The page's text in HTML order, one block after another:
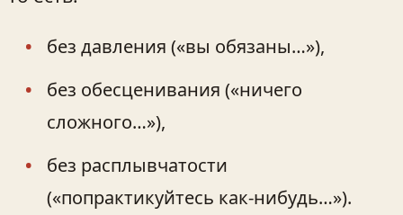
без давления («вы обязаны…»),
без обесценивания («ничего
сложного…»),
без расплывчатости
(«попрактикуйтесь как-нибудь…»).